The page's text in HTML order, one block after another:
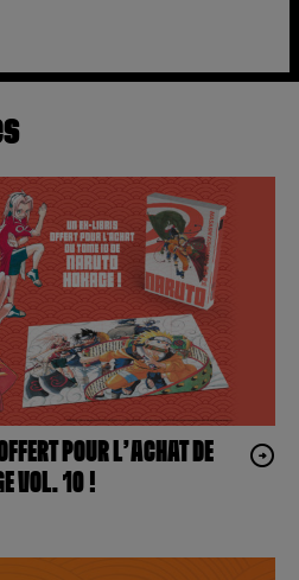
POUR L’ACHAT DE
VOL. 10 !